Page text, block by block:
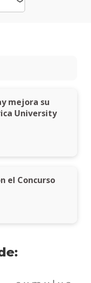
mejora su
University
el Concurso